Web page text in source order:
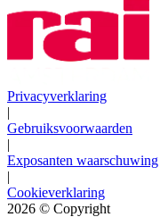
Privacyverklaring
|
Gebruiksvoorwaarden
|
Exposanten waarschuwing
|
Cookieverklaring
2026 © Copyright